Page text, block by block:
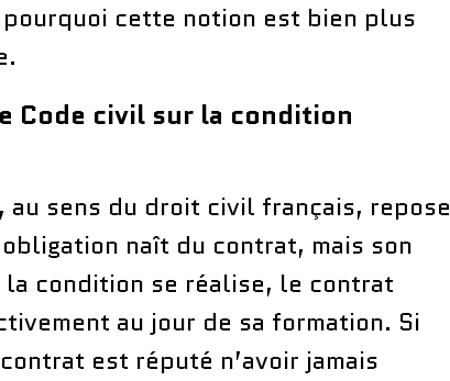
cette notion est bien plus
Code civil sur la condition
, au sens du droit civil français, repose
naît du contrat, mais son
condition se réalise, le contrat
au jour de sa formation. Si
est réputé n’avoir jamais